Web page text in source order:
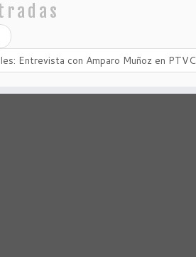
Entrevista con Amparo Muñoz en